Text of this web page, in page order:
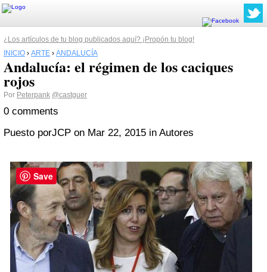
¿Los artículos de tu blog publicados aquí? ¡Propón tu blog!
INICIO › ARTE › ANDALUCÍA
Andalucía: el régimen de los caciques
rojos
Por Peterpank @castguer
0 comments
Puesto porJCP on Mar 22, 2015 in Autores
Save